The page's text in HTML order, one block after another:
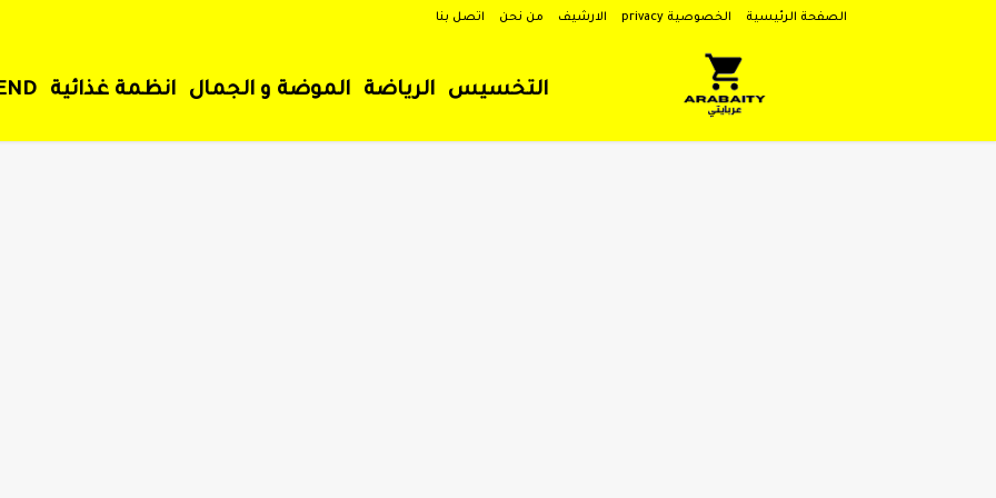
الصفحة الرئيسية الخصوصية privacy الارشيف من نحن اتصل بنا
التخسيس الرياضة الموضة و الجمال انظمة غذائية